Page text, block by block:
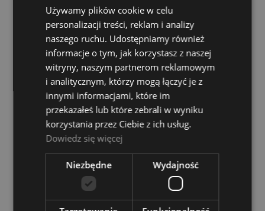
Bose PowerShareX PSX1204D Wzmacniacz
BOSE
11 849,00 zł
POWIADOM O DOSTĘPNOŚCI
Używamy plików cookie w celu
personalizacji treści, reklam i analizy
naszego ruchu. Udostępniamy również
informacje o tym, jak korzystasz z naszej
witryny, naszym partnerom reklamowym
i analitycznym, którzy mogą łączyć je z
innymi informacjami, które im
przekazałeś lub które zebrali w wyniku
korzystania przez Ciebie z ich usług.
Dowiedz się więcej
Niezbędne Wydajność